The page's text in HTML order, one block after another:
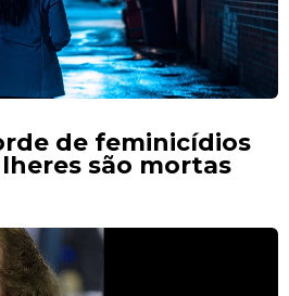
de feminicídios
são mortas